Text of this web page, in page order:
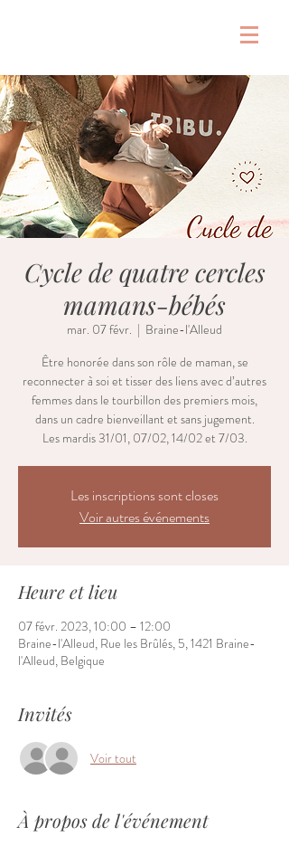
Cycle de quatre cercles
mamans-bébés
mar. 07 févr.
  |
Braine-l'Alleud
Être honorée dans son rôle de maman, se
reconnecter à soi et tisser des liens avec d’autres
femmes dans le tourbillon des premiers mois,
dans un cadre bienveillant et sans jugement.
Les mardis 31/01, 07/02, 14/02 et 7/03.
Les inscriptions sont closes
Voir autres événements
Heure et lieu
07 févr. 2023, 10:00 – 12:00
Braine-l'Alleud, Rue les Brûlés, 5, 1421 Braine-
l'Alleud, Belgique
Invités
Voir tout
À propos de l'événement